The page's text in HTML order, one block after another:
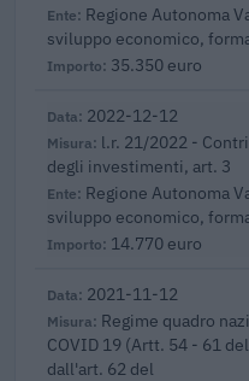
Regione Autonoma
sviluppo economico,
35.350 euro
2022-12-12
l.r. 21/2022 -
degli investimenti, art. 3
Regione Autonoma
sviluppo economico,
14.770 euro
2021-11-12
Regime quadro
COVID 19 (Artt. 54 - 61
dall'art. 62 del